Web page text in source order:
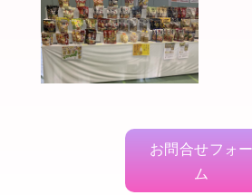
お問合せフォー
ム